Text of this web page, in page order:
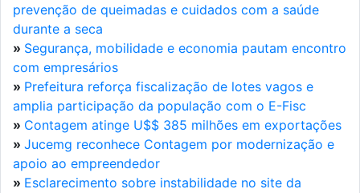
prevenção de queimadas e cuidados com a saúde
durante a seca
» Segurança, mobilidade e economia pautam encontro
com empresários
» Prefeitura reforça fiscalização de lotes vagos e
amplia participação da população com o E-Fisc
» Contagem atinge U$$ 385 milhões em exportações
» Jucemg reconhece Contagem por modernização e
apoio ao empreendedor
» Esclarecimento sobre instabilidade no site da